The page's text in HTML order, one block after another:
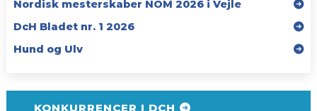
Nordisk mesterskaber NOM 2026 i Vejle
DcH Bladet nr. 1 2026
Hund og Ulv
KONKURRENCER I DCH